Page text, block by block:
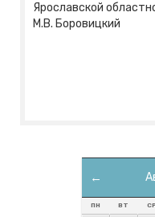
М.В. Боровицкий
←
ПН ВТ СР